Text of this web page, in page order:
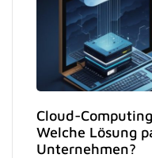
Cloud-
Welche Lösung
Unternehmen?